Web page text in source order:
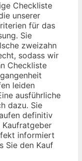
Checkliste
unserer
für das
Sie
zweizahn
sodass wir
Checkliste
leiden
ausführliche
dazu. Sie
definitiv
informiert
Sie den Kauf